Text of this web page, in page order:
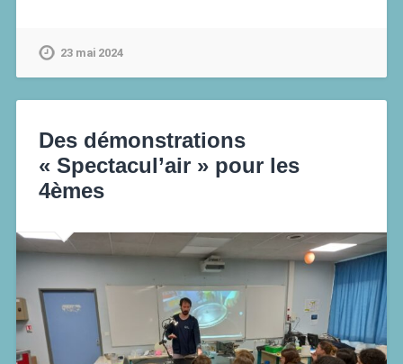
23 mai 2024
Des démonstrations
« Spectacul’air » pour les
4èmes